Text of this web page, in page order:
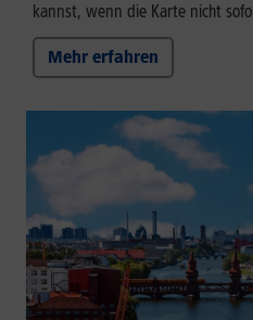
kannst, wenn die Karte nicht
Mehr erfahren